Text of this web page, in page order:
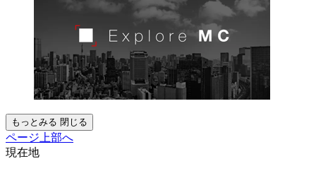
もっとみる 閉じる
ページ上部へ
現在地